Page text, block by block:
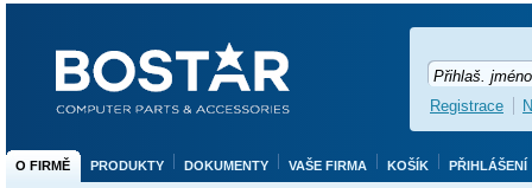
O FIRMĚ PRODUKTY DOKUMENTY VAŠE FIRMA KOŠÍK PŘIHLÁŠENÍ
Registrace